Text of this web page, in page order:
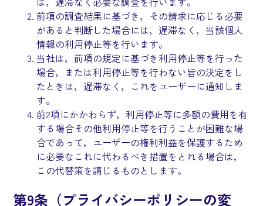
前項の調査結果に基づき，その請求に応じる必要
があると判断した場合には，遅滞なく，当該個人
情報の利用停止等を行います。
当社は，前項の規定に基づき利用停止等を行った
場合，または利用停止等を行わない旨の決定をし
たときは，遅滞なく，これをユーザーに通知しま
す。
前2項にかかわらず，利用停止等に多額の費用を有
する場合その他利用停止等を行うことが困難な場
合であって，ユーザーの権利利益を保護するため
に必要なこれに代わるべき措置をとれる場合は，
この代替策を講じるものとします。
第9条（プライバシーポリシーの変